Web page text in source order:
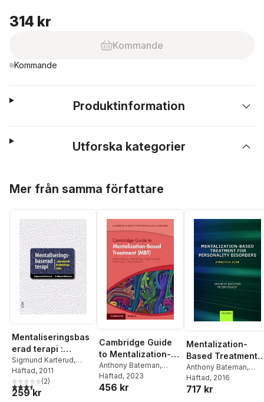
314 kr
Kommande
Kommande
Produktinformation
Utforska kategorier
Mer från samma författare
Mentaliseringsbas
erad terapi :
manual och
bedömningsskala
Sigmund Karterud,
Anthony Bateman
Häftad, 2011
3,5utav 5 stjärnor. Totalt antal röster:
(2)
259 kr
Cambridge Guide
to Mentalization-
Based Treatment
(MBT)
Anthony Bateman,
Peter Fonagy
Campbell
Häftad, 2023
456 kr
Mentalization-
Based Treatment
for Personality
Disorders
Anthony Bateman,
Peter Fonagy
Häftad, 2016
717 kr